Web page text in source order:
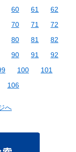
60 61
62
70 71
72
80 81
82
90 91
92
100
101
106
へ